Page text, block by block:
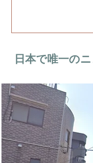
日本で唯一の